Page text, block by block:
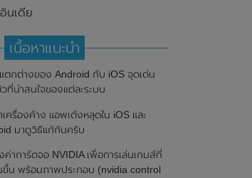
นเดีย
เนื้อหาแนะนำ
ตกต่างของ Android กับ iOS จุดเด่น
ที่น่าสนใจของแต่ละระบบ
ครื่องค้าง แอพเด้งหลุดใน iOS และ
มาดูวิธีแก้กันครับ
ค่าการ์ดจอ NVIDIA เพื่อการเล่นเกมส์ที่
ขึ้น พร้อมภาพประกอบ (nvidia control